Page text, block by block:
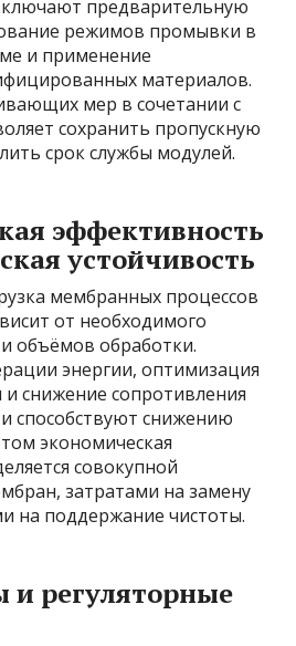
предварительную
режимов промывки в
и применение
материалов.
мер в сочетании с
сохранить пропускную
срок службы модулей.
эффективность
устойчивость
мембранных процессов
от необходимого
объёмов обработки.
энергии, оптимизация
снижение сопротивления
способствуют снижению
экономическая
совокупной
затратами на замену
на поддержание чистоты.
и регуляторные